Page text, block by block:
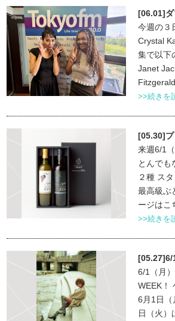
[06.01]
今週の３
Crystal
集で以下
Janet
>>続きを
[05.30]プ
来週6/1
とんでも
２種 ス
最高級ぶ
ージはこ
>>続きを
[05.27]6/
6/1（月
WEEK！
6月1日（
日（火）